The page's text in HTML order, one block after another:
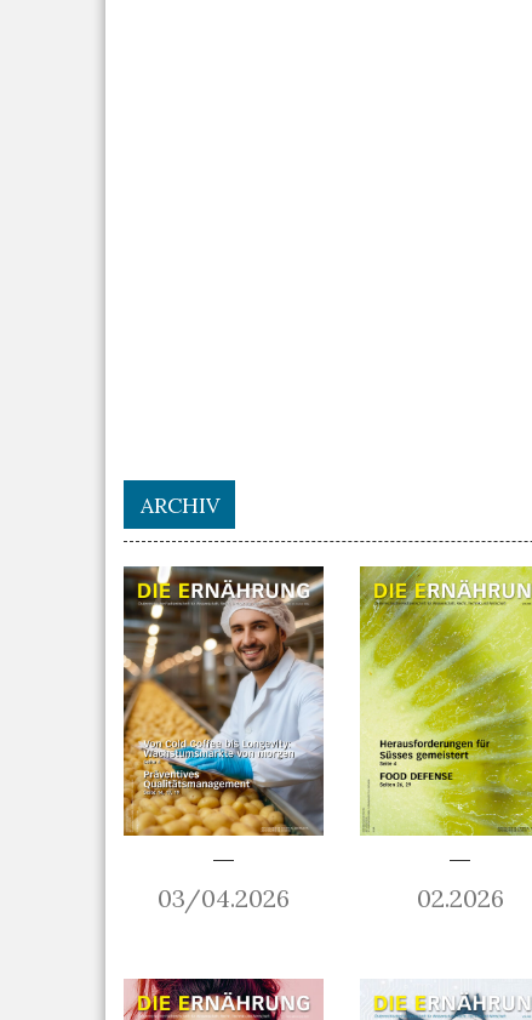
ARCHIV
03/04.2026 02.2026